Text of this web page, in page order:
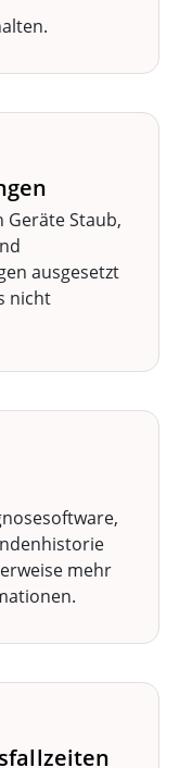
Staub,
ausgesetzt
nicht
mehr